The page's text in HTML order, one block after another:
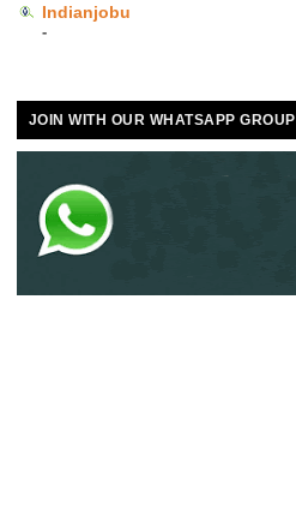
Indianjobu
-
JOIN WITH OUR WHATSAPP GROUP